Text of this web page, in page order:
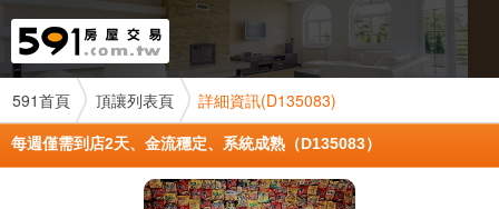
591首頁 頂讓列表頁 詳細資訊(D135083)
每週僅需到店2天、金流穩定、系統成熟（D135083）